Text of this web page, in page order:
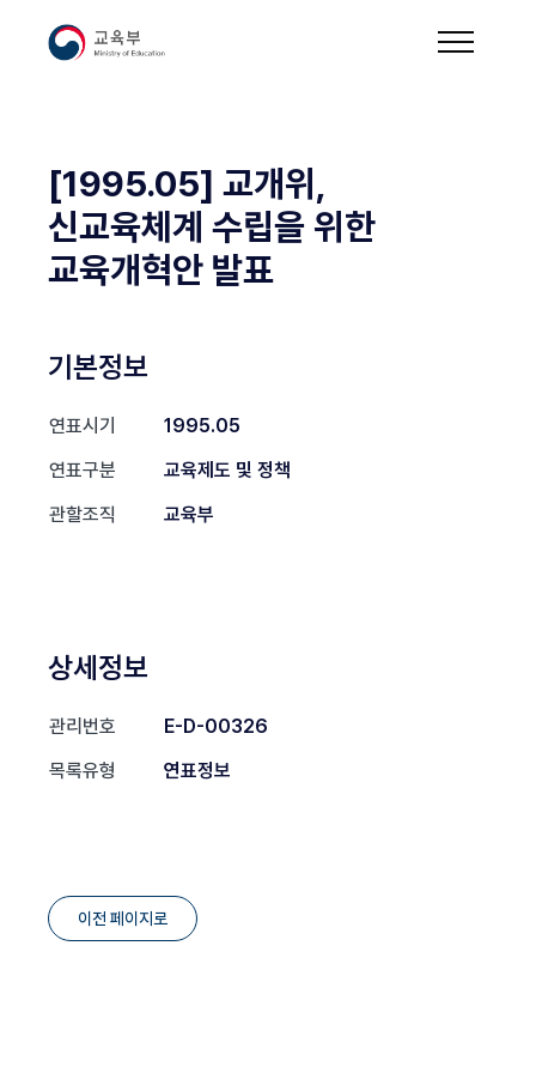
[1995.05] 교개위,
신교육체계 수립을 위한
교육개혁안 발표
기본정보
연표시기
1995.05
연표구분
교육제도 및 정책
관할조직
교육부
상세정보
관리번호
E-D-00326
목록유형
연표정보
이전 페이지로